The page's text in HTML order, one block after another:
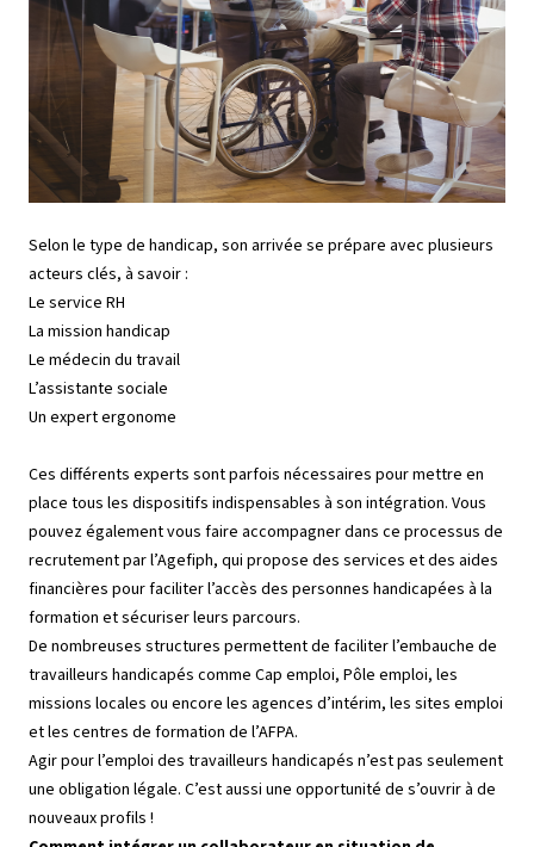
Selon le type de handicap, son arrivée se prépare avec plusieurs
acteurs clés, à savoir :
Le service RH
La mission handicap
Le médecin du travail
L’assistante sociale
Un expert ergonome
Ces différents experts sont parfois nécessaires pour mettre en
place tous les dispositifs indispensables à son intégration. Vous
pouvez également vous faire accompagner dans ce processus de
recrutement par l’Agefiph, qui propose des services et des aides
financières pour faciliter l’accès des personnes handicapées à la
formation et sécuriser leurs parcours.
De nombreuses structures permettent de faciliter l’embauche de
travailleurs handicapés comme Cap emploi, Pôle emploi, les
missions locales ou encore les agences d’intérim, les sites emploi
et les centres de formation de l’AFPA.
Agir pour l’emploi des travailleurs handicapés n’est pas seulement
une obligation légale. C’est aussi une opportunité de s’ouvrir à de
nouveaux profils !